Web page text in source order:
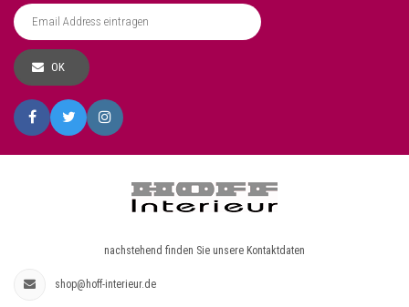
OK
nachstehend finden Sie unsere Kontaktdaten
shop@hoff-interieur.de